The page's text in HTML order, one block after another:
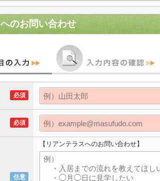
へのお問い合わせ
必須
必須
任意
【リアンテラスへのお問い合わせ】